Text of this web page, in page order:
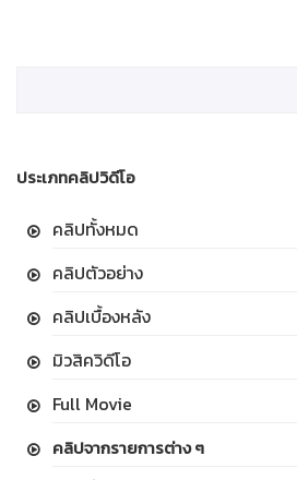
ประเภทคลิปวิดีโอ
คลิปทั้งหมด
คลิปตัวอย่าง
คลิปเบื้องหลัง
มิวสิควิดีโอ
Full Movie
คลิปจากรายการต่าง ๆ